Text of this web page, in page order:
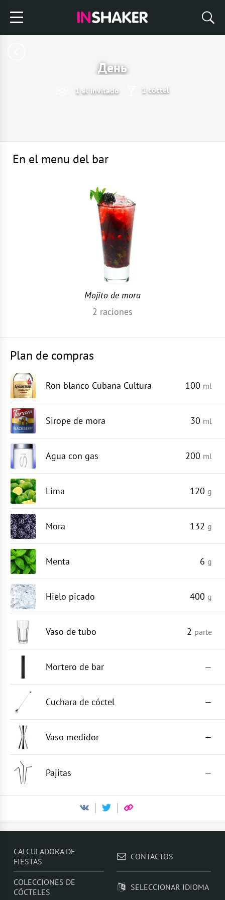
День
1 el invitado 1 cóctel
En el menu del bar
Mojito de mora
2 raciones
Plan de compras
Ron blanco Cubana Cultura 100 ml
Sirope de mora 30 ml
Agua con gas 200 ml
Lima 120 g
Mora 132 g
Menta 6 g
Hielo picado 400 g
Vaso de tubo 2 parte
Mortero de bar —
Cuchara de cóctel —
Vaso medidor —
Pajitas —
CALCULADORA DE
FIESTAS
COLECCIONES DE
CÓCTELES
CONTACTOS
SELECCIONAR IDIOMA